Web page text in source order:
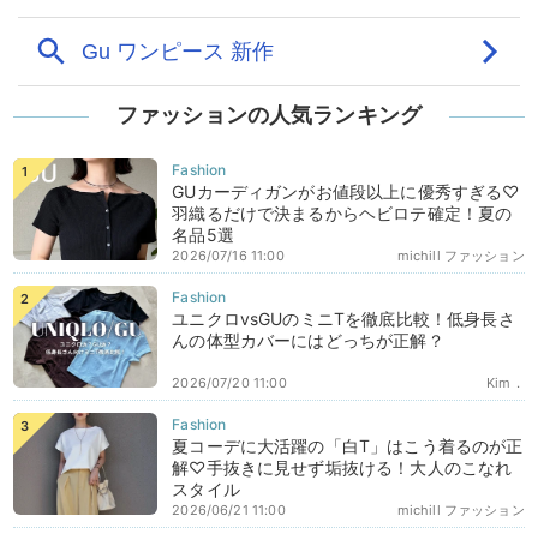
ファッションの人気ランキング
GUカーディガンがお値段以上に優秀すぎる♡
羽織るだけで決まるからヘビロテ確定！夏の
名品5選
michill ファッション
2026/07/16 11:00
ユニクロvsGUのミニTを徹底比較！低身長さ
んの体型カバーにはどっちが正解？
Kim．
2026/07/20 11:00
夏コーデに大活躍の「白T」はこう着るのが正
解♡手抜きに見せず垢抜ける！大人のこなれ
スタイル
michill ファッション
2026/06/21 11:00